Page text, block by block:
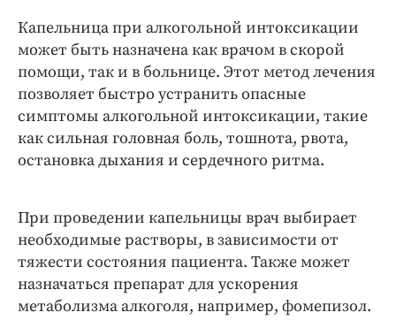
Капельница при алкогольной интоксикации
может быть назначена как врачом в скорой
помощи, так и в больнице. Этот метод лечения
позволяет быстро устранить опасные
симптомы алкогольной интоксикации, такие
как сильная головная боль, тошнота, рвота,
остановка дыхания и сердечного ритма.
При проведении капельницы врач выбирает
необходимые растворы, в зависимости от
тяжести состояния пациента. Также может
назначаться препарат для ускорения
метаболизма алкоголя, например, фомепизол.